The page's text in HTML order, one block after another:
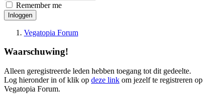
Remember me
Inloggen
Vegatopia Forum
Waarschuwing!
Alleen geregistreerde leden hebben toegang tot dit gedeelte.
Log hieronder in of klik op deze link om jezelf te registreren op
Vegatopia Forum.